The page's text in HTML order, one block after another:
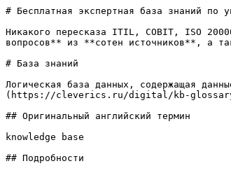
# Бесплатная экспертная база знаний по
Никакого пересказа ITIL, COBIT, ISO
вопросов** из **сотен источников**, а
# База знаний
Логическая база данных, содержащая
(https://cleverics.ru/digital/kb-
## Оригинальный английский термин
knowledge base
## Подробности